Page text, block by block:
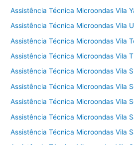
Assistência Técnica Microondas Vila
Assistência Técnica Microondas Vila
Assistência Técnica Microondas Vila
Assistência Técnica Microondas Vila
Assistência Técnica Microondas Vila
Assistência Técnica Microondas Vila
Assistência Técnica Microondas Vila
Assistência Técnica Microondas Vila
Assistência Técnica Microondas Vila